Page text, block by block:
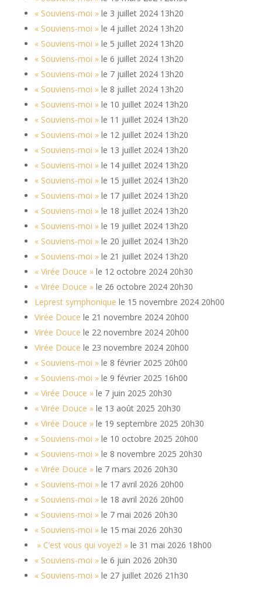
« Souviens-moi »le 3 juillet 2024 13h20
« Souviens-moi »le 4 juillet 2024 13h20
« Souviens-moi »le 5 juillet 2024 13h20
« Souviens-moi »le 6 juillet 2024 13h20
« Souviens-moi »le 7 juillet 2024 13h20
« Souviens-moi »le 8 juillet 2024 13h20
« Souviens-moi »le 10 juillet 2024 13h20
« Souviens-moi »le 11 juillet 2024 13h20
« Souviens-moi »le 12 juillet 2024 13h20
« Souviens-moi »le 13 juillet 2024 13h20
« Souviens-moi »le 14 juillet 2024 13h20
« Souviens-moi »le 15 juillet 2024 13h20
« Souviens-moi »le 17 juillet 2024 13h20
« Souviens-moi »le 18 juillet 2024 13h20
« Souviens-moi »le 19 juillet 2024 13h20
« Souviens-moi »le 20 juillet 2024 13h20
« Souviens-moi »le 21 juillet 2024 13h20
« Virée Douce »le 12 octobre 2024 20h30
« Virée Douce »le 26 octobre 2024 20h30
Leprest symphonique le 15 novembre 2024 20h00
Virée Douce le 21 novembre 2024 20h00
Virée Douce le 22 novembre 2024 20h00
Virée Douce le 23 novembre 2024 20h00
« Souviens-moi »le 8 février 2025 20h00
« Souviens-moi »le 9 février 2025 16h00
« Virée Douce »le 7 juin 2025 20h30
« Virée Douce »le 13 août 2025 20h30
« Virée Douce »le 19 septembre 2025 20h30
« Souviens-moi »le 10 octobre 2025 20h00
« Souviens-moi »le 8 novembre 2025 20h30
« Virée Douce »le 7 mars 2026 20h30
« Souviens-moi »le 17 avril 2026 20h00
« Souviens-moi »le 18 avril 2026 20h00
« Souviens-moi »le 7 mai 2026 20h30
« Souviens-moi »le 15 mai 2026 20h30
» C’est vous qui voyez! »le 31 mai 2026 18h00
« Souviens-moi »le 6 juin 2026 20h30
« Souviens-moi »le 27 juillet 2026 21h30